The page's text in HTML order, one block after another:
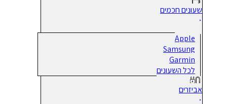
שעונים חכמים
Apple
Samsung
Garmin
לכל השעונים
אביזרים